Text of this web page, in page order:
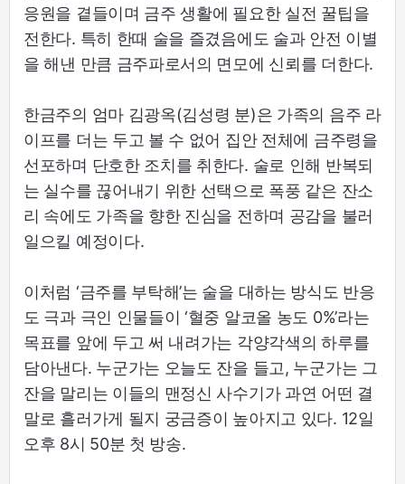
응원을 곁들이며 금주 생활에 필요한 실전 꿀팁을
전한다. 특히 한때 술을 즐겼음에도 술과 안전 이별
을 해낸 만큼 금주파로서의 면모에 신뢰를 더한다.
한금주의 엄마 김광옥(김성령 분)은 가족의 음주 라
이프를 더는 두고 볼 수 없어 집안 전체에 금주령을
선포하며 단호한 조치를 취한다. 술로 인해 반복되
는 실수를 끊어내기 위한 선택으로 폭풍 같은 잔소
리 속에도 가족을 향한 진심을 전하며 공감을 불러
일으킬 예정이다.
이처럼 ‘금주를 부탁해’는 술을 대하는 방식도 반응
도 극과 극인 인물들이 ‘혈중 알코올 농도 0%’라는
목표를 앞에 두고 써 내려가는 각양각색의 하루를
담아낸다. 누군가는 오늘도 잔을 들고, 누군가는 그
잔을 말리는 이들의 맨정신 사수기가 과연 어떤 결
말로 흘러가게 될지 궁금증이 높아지고 있다. 12일
오후 8시 50분 첫 방송.